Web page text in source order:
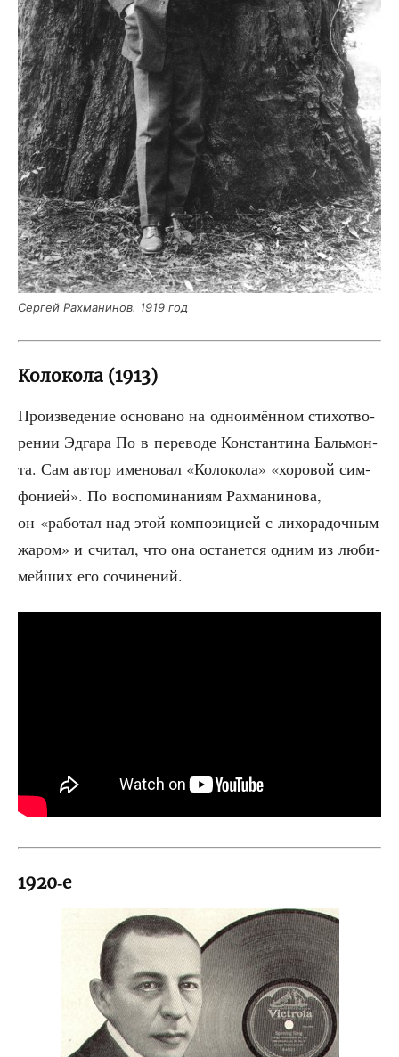
Сер­гей Рах­ма­ни­нов. 1919 год
Колокола (1913)
Про­из­ве­де­ние осно­ва­но на одно­имён­ном сти­хо­тво­
ре­нии Эдга­ра По в пере­во­де Кон­стан­ти­на Баль­мон­
та. Сам автор име­но­вал «Коло­ко­ла» «хоро­вой сим­
фо­ни­ей». По вос­по­ми­на­ни­ям Рах­ма­ни­но­ва,
он «рабо­тал над этой ком­по­зи­ци­ей с лихо­ра­доч­ным
жаром» и счи­тал, что она оста­нет­ся одним из люби­
мей­ших его сочинений.
1920‑е